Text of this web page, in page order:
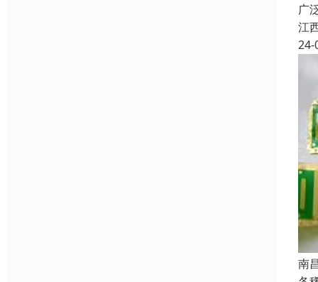
广
江
24-
南